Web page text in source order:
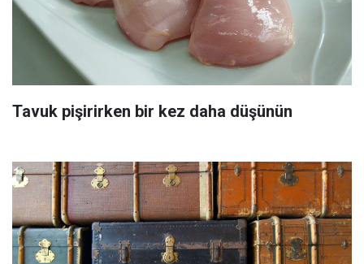
Tavuk pişirirken bir kez daha düşünün